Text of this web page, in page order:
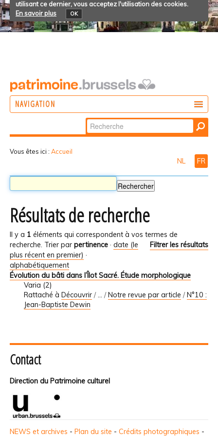
utilisant ce dernier, vous acceptez l'utilisation des cookies.
En savoir plus
OK
NAVIGATION
Chercher par
Recherche
Vous êtes ici : Accueil
NL FR
Résultats de recherche
Il y a 1 éléments qui correspondent à vos termes de
recherche.
Filtrer les résultats
Trier par pertinence · date (le
plus récent en premier) ·
alphabétiquement
Évolution du bâti dans l’Îlot Sacré. Étude morphologique
Varia (2)
Rattaché à Découvrir /… /Notre revue par article /N°10 :
Jean-Baptiste Dewin
Contact
Direction du Patrimoine culturel
NEWS et archives - Plan du site - Crédits photographiques -